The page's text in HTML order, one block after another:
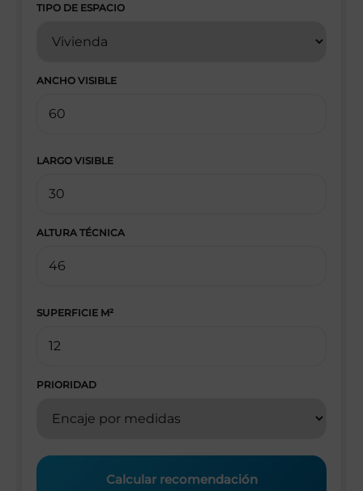
TIPO DE ESPACIO
ANCHO VISIBLE
LARGO VISIBLE
ALTURA TÉCNICA
SUPERFICIE M²
PRIORIDAD
Calcular recomendación